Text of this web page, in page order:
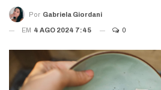
Por Gabriela Giordani
EM 4 AGO 2024 7:45 0